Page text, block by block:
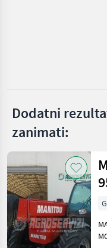
Dodatni
zanimati: